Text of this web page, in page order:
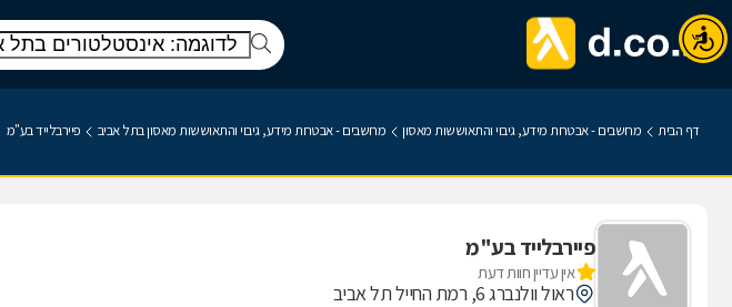
דף הבית מחשבים - אבטחת מידע, גיבוי והתאוששות מאסון מחשבים - אבטחת מידע, גיבוי והתאוששות מאסון בתל אביב פיירבלייד בע"מ
פיירבלייד בע"מ
אין עדיין חוות דעת
ראול וולנברג 6, רמת החייל תל אביב